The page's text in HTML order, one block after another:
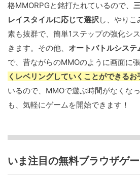
格MMORPGと銘打たれているので、
レイスタイルに応じて選択し、やり
素も抜群で、簡単1ステップの強化シ
きます。その他、 オートバトルシステ
で、昔ながらのMMOのように画面に
くレベリングしていくことができるお
いるので、MMOで遊ぶ時間がなくな
も、気軽にゲームを開始できます！
いま注目の無料ブラウザゲー